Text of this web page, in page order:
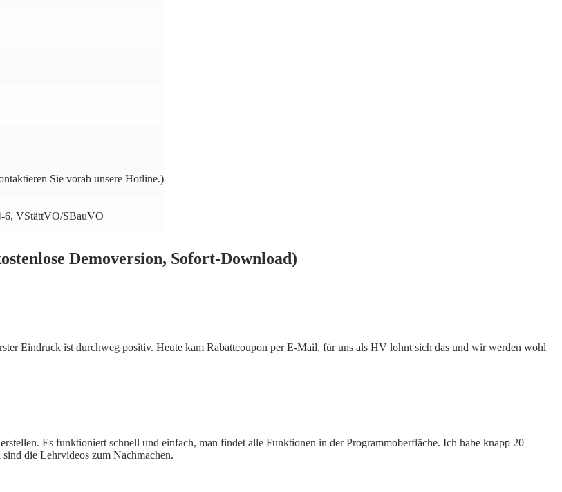
Sie vorab unsere Hotline.)
VStättVO/SBauVO
Demoversion, Sofort-Download)
Eindruck ist durchweg positiv. Heute kam Rabattcoupon per E-Mail, für uns als HV lohnt sich das und wir werden wohl
Es funktioniert schnell und einfach, man findet alle Funktionen in der Programmoberfläche. Ich habe knapp 20
die Lehrvideos zum Nachmachen.